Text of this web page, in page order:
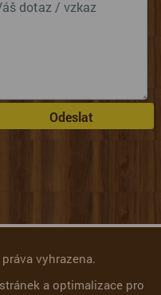
Odeslat
vyhrazena.
a optimalizace pro